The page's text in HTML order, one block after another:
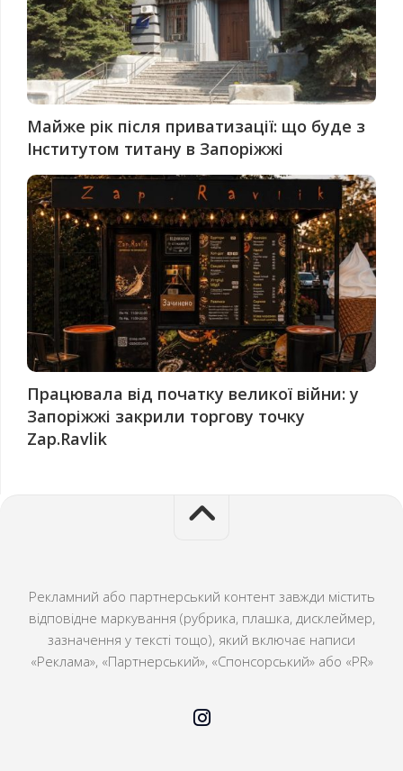
Майже рік після приватизації: що буде з
Інститутом титану в Запоріжжі
Працювала від початку великої війни: у
Запоріжжі закрили торгову точку
Zap.Ravlik
Рекламний або партнерський контент завжди містить
відповідне маркування (рубрика, плашка, дисклеймер,
зазначення у тексті тощо), який включає написи
«Реклама», «Партнерський», «Спонсорський» або «PR»